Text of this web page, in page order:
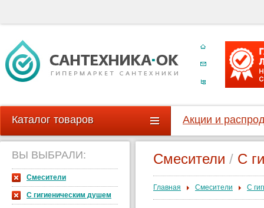
Каталог товаров Акции и
ВЫ ВЫБРАЛИ:
Смесители
С гигиеническим душем
Смесители / С
Главная Смесители С